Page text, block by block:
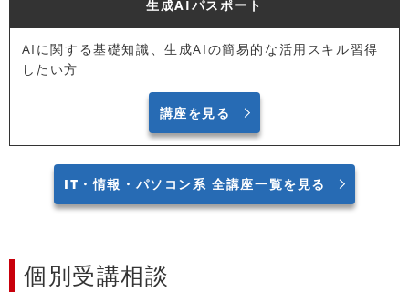
生成AIパスポート
AIに関する基礎知識、生成AIの簡易的な活用スキル習得
したい方
講座を見る
IT・情報・パソコン系 全講座一覧を見る
個別受講相談